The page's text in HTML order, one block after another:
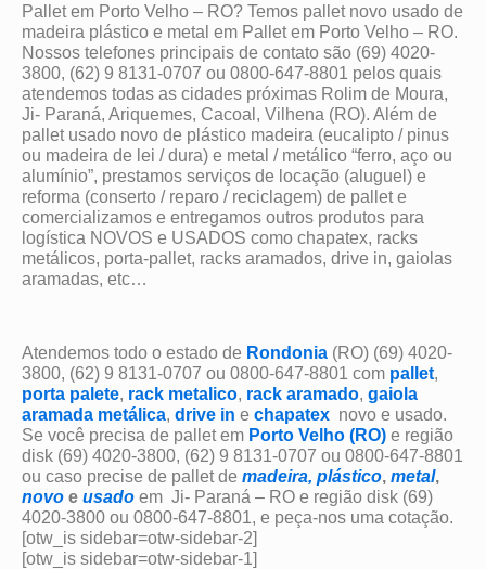
Pallet em Porto Velho – RO? Temos pallet novo usado de
madeira plástico e metal em Pallet em Porto Velho – RO.
Nossos telefones principais de contato são (69) 4020-
3800, (62) 9 8131-0707 ou 0800-647-8801 pelos quais
atendemos todas as cidades próximas Rolim de Moura,
Ji- Paraná, Ariquemes, Cacoal, Vilhena (RO). Além de
pallet usado novo de plástico madeira (eucalipto / pinus
ou madeira de lei / dura) e metal / metálico “ferro, aço ou
alumínio”, prestamos serviços de locação (aluguel) e
reforma (conserto / reparo / reciclagem) de pallet e
comercializamos e entregamos outros produtos para
logística NOVOS e USADOS como chapatex, racks
metálicos, porta-pallet, racks aramados, drive in, gaiolas
aramadas, etc…
Atendemos todo o estado de Rondonia (RO) (69) 4020-
3800, (62) 9 8131-0707 ou 0800-647-8801 com pallet,
porta palete, rack metalico, rack aramado, gaiola
aramada metálica, drive in e chapatex novo e usado.
Se você precisa de pallet em Porto Velho (RO) e região
disk (69) 4020-3800, (62) 9 8131-0707 ou 0800-647-8801
ou caso precise de pallet de madeira, plástico, metal,
novo e usado em Ji- Paraná – RO e região disk (69)
4020-3800 ou 0800-647-8801, e peça-nos uma cotação.
[otw_is sidebar=otw-sidebar-2]
[otw_is sidebar=otw-sidebar-1]